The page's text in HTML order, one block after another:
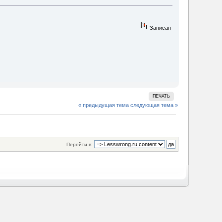
Записан
ПЕЧАТЬ
« предыдущая тема следующая тема »
Перейти в: